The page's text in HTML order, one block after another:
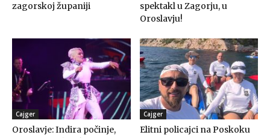
zagorskoj županiji
spektakl u Zagorju, u
Oroslavju!
Cajger
Oroslavje: Indira počinje,
Cajger
Elitni policajci na Poskoku